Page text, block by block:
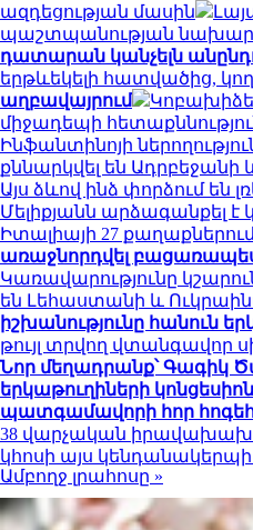
ազդեցության մասին
պաշտպանության
դատարան կանչելն
երթևեկելի հատվածից,
աղբավայրում
միջադեպի
Ինֆանտինոյի
քննարկվել են Ադրբեջանի
Այս ձևով ինձ փորձում են
Մելիքյանն արձագանքել է
Իտալիայի 27
առաջնորդվել
Կառավարությունը
են Լեհաստանի և
իշխանությունը հանուն
թույլ տրվող վտանգավոր
Նոր մեղադրանք՝ Գագիկ
երկաթուղիների
պատգամավորի հոր
38 վարչական
կհոսի այս
Ամբողջ լրահոսը »